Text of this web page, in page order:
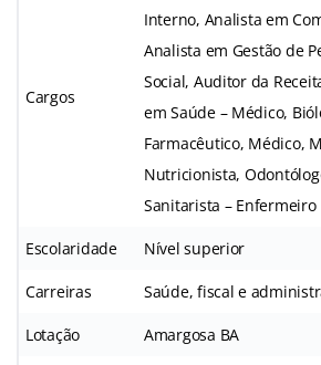
Cargos
Interno, Analista em
Analista em Gestão de
Social, Auditor da
em Saúde – Médico,
Farmacêutico, Médico,
Nutricionista,
Sanitarista – Enfermeiro
Escolaridade Nível superior
Carreiras Saúde, fiscal e
Lotação Amargosa BA